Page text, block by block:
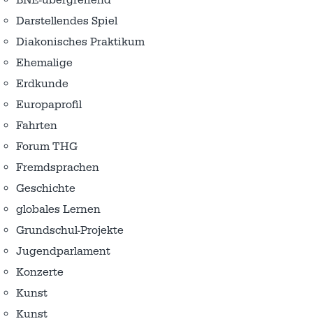
Darstellendes Spiel
Diakonisches Praktikum
Ehemalige
Erdkunde
Europaprofil
Fahrten
Forum THG
Fremdsprachen
Geschichte
globales Lernen
Grundschul-Projekte
Jugendparlament
Konzerte
Kunst
Kunst